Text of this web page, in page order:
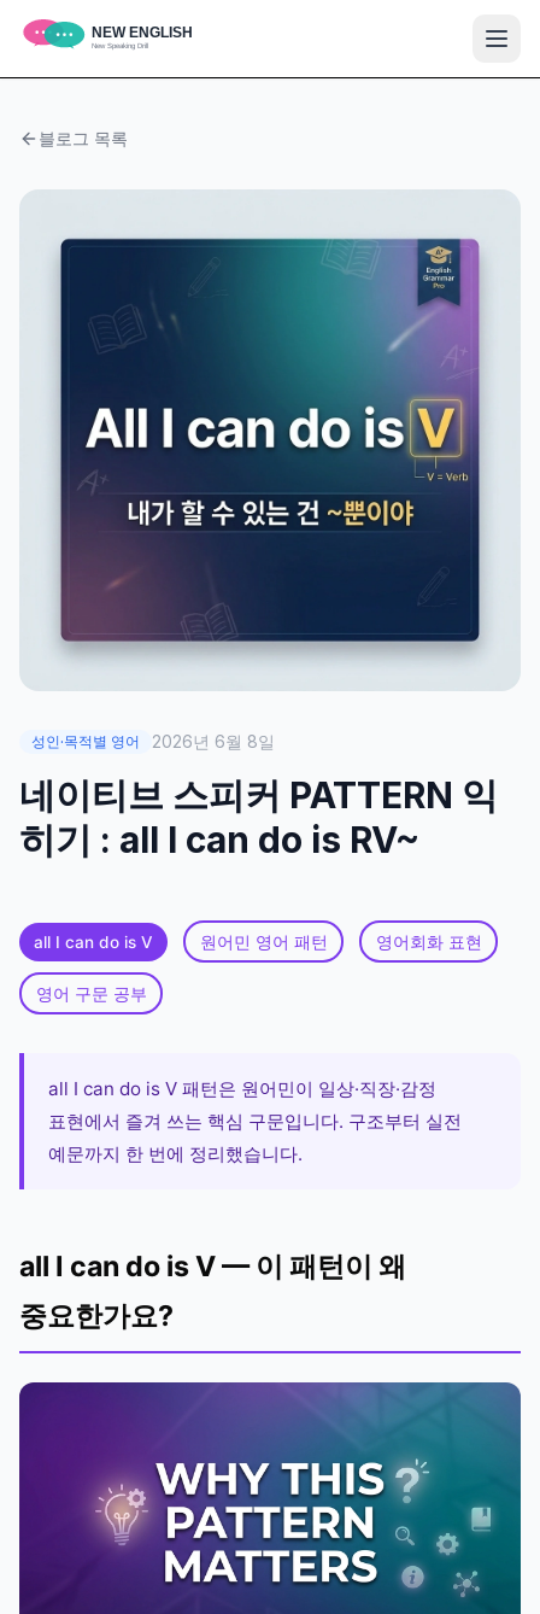
블로그 목록
성인·목적별 영어 2026년 6월 8일
네이티브 스피커 PATTERN 익
히기 : all I can do is RV~
all I can do is V 원어민 영어 패턴 영어회화 표현
영어 구문 공부
all I can do is V 패턴은 원어민이 일상·직장·감정
표현에서 즐겨 쓰는 핵심 구문입니다. 구조부터 실전
예문까지 한 번에 정리했습니다.
all I can do is V — 이 패턴이 왜
중요한가요?